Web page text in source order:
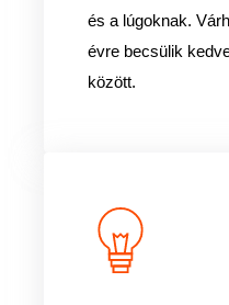
és a lúgoknak.
évre becsülik
között.